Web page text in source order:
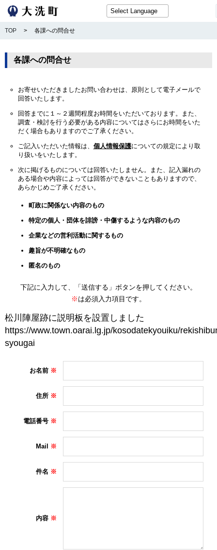
TOP > 各課への問合せ
各課への問合せ
お寄せいただきましたお問い合わせは、原則として電子メールで
回答いたします。
回答までに１～２週間程度お時間をいただいております。また、
調査・検討を行う必要がある内容についてはさらにお時間をいた
だく場合もありますのでご了承ください。
ご記入いただいた情報は、 個人情報保護についての規定により取
り扱いをいたします。
次に掲げるものについては回答いたしません。また、記入漏れの
ある場合や内容によっては回答ができないこともありますので、
あらかじめご了承ください。
町政に関係ない内容のもの
特定の個人・団体を誹謗・中傷するような内容のもの
企業などの営利活動に関するもの
趣旨が不明確なもの
匿名のもの
下記に入力して、「送信する」ボタンを押してください。
※は必須入力項目です。
お名前
住所
電話番号
Mail
件名
内容